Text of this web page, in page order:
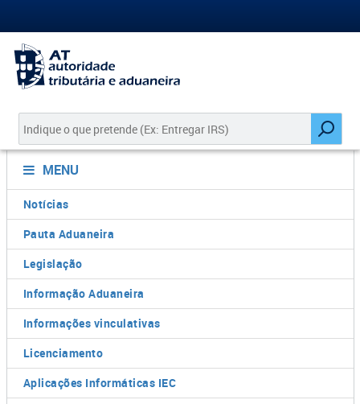
MENU
Notícias
Pauta Aduaneira
Legislação
Informação Aduaneira
Informações vinculativas
Licenciamento
Aplicações Informáticas IEC